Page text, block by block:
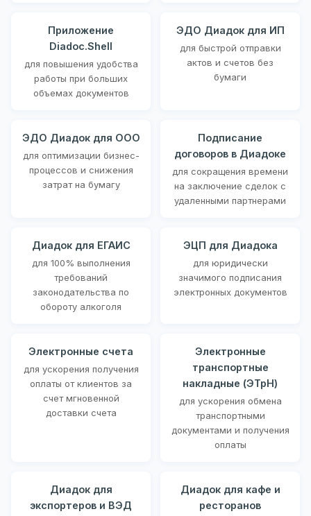
Приложение
Diadoc.Shell
для повышения удобства
работы при больших
объемах документов
ЭДО Диадок для ИП
для быстрой отправки
актов и счетов без
бумаги
ЭДО Диадок для ООО
для оптимизации бизнес-
процессов и снижения
затрат на бумагу
Подписание
договоров в Диадоке
для сокращения времени
на заключение сделок с
удаленными партнерами
Диадок для ЕГАИС
для 100% выполнения
требований
законодательства по
обороту алкоголя
ЭЦП для Диадока
для юридически
значимого подписания
электронных документов
Электронные счета
для ускорения получения
оплаты от клиентов за
счет мгновенной
доставки счета
Электронные
транспортные
накладные (ЭТрН)
для ускорения обмена
транспортными
документами и получения
оплаты
Диадок для
экспортеров и ВЭД
Диадок для кафе и
ресторанов